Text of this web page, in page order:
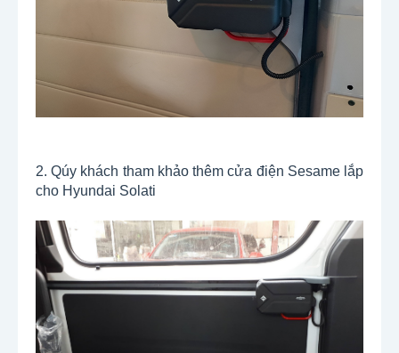
2. Qúy khách tham khảo thêm cửa điện Sesame lắp
cho Hyundai Solati